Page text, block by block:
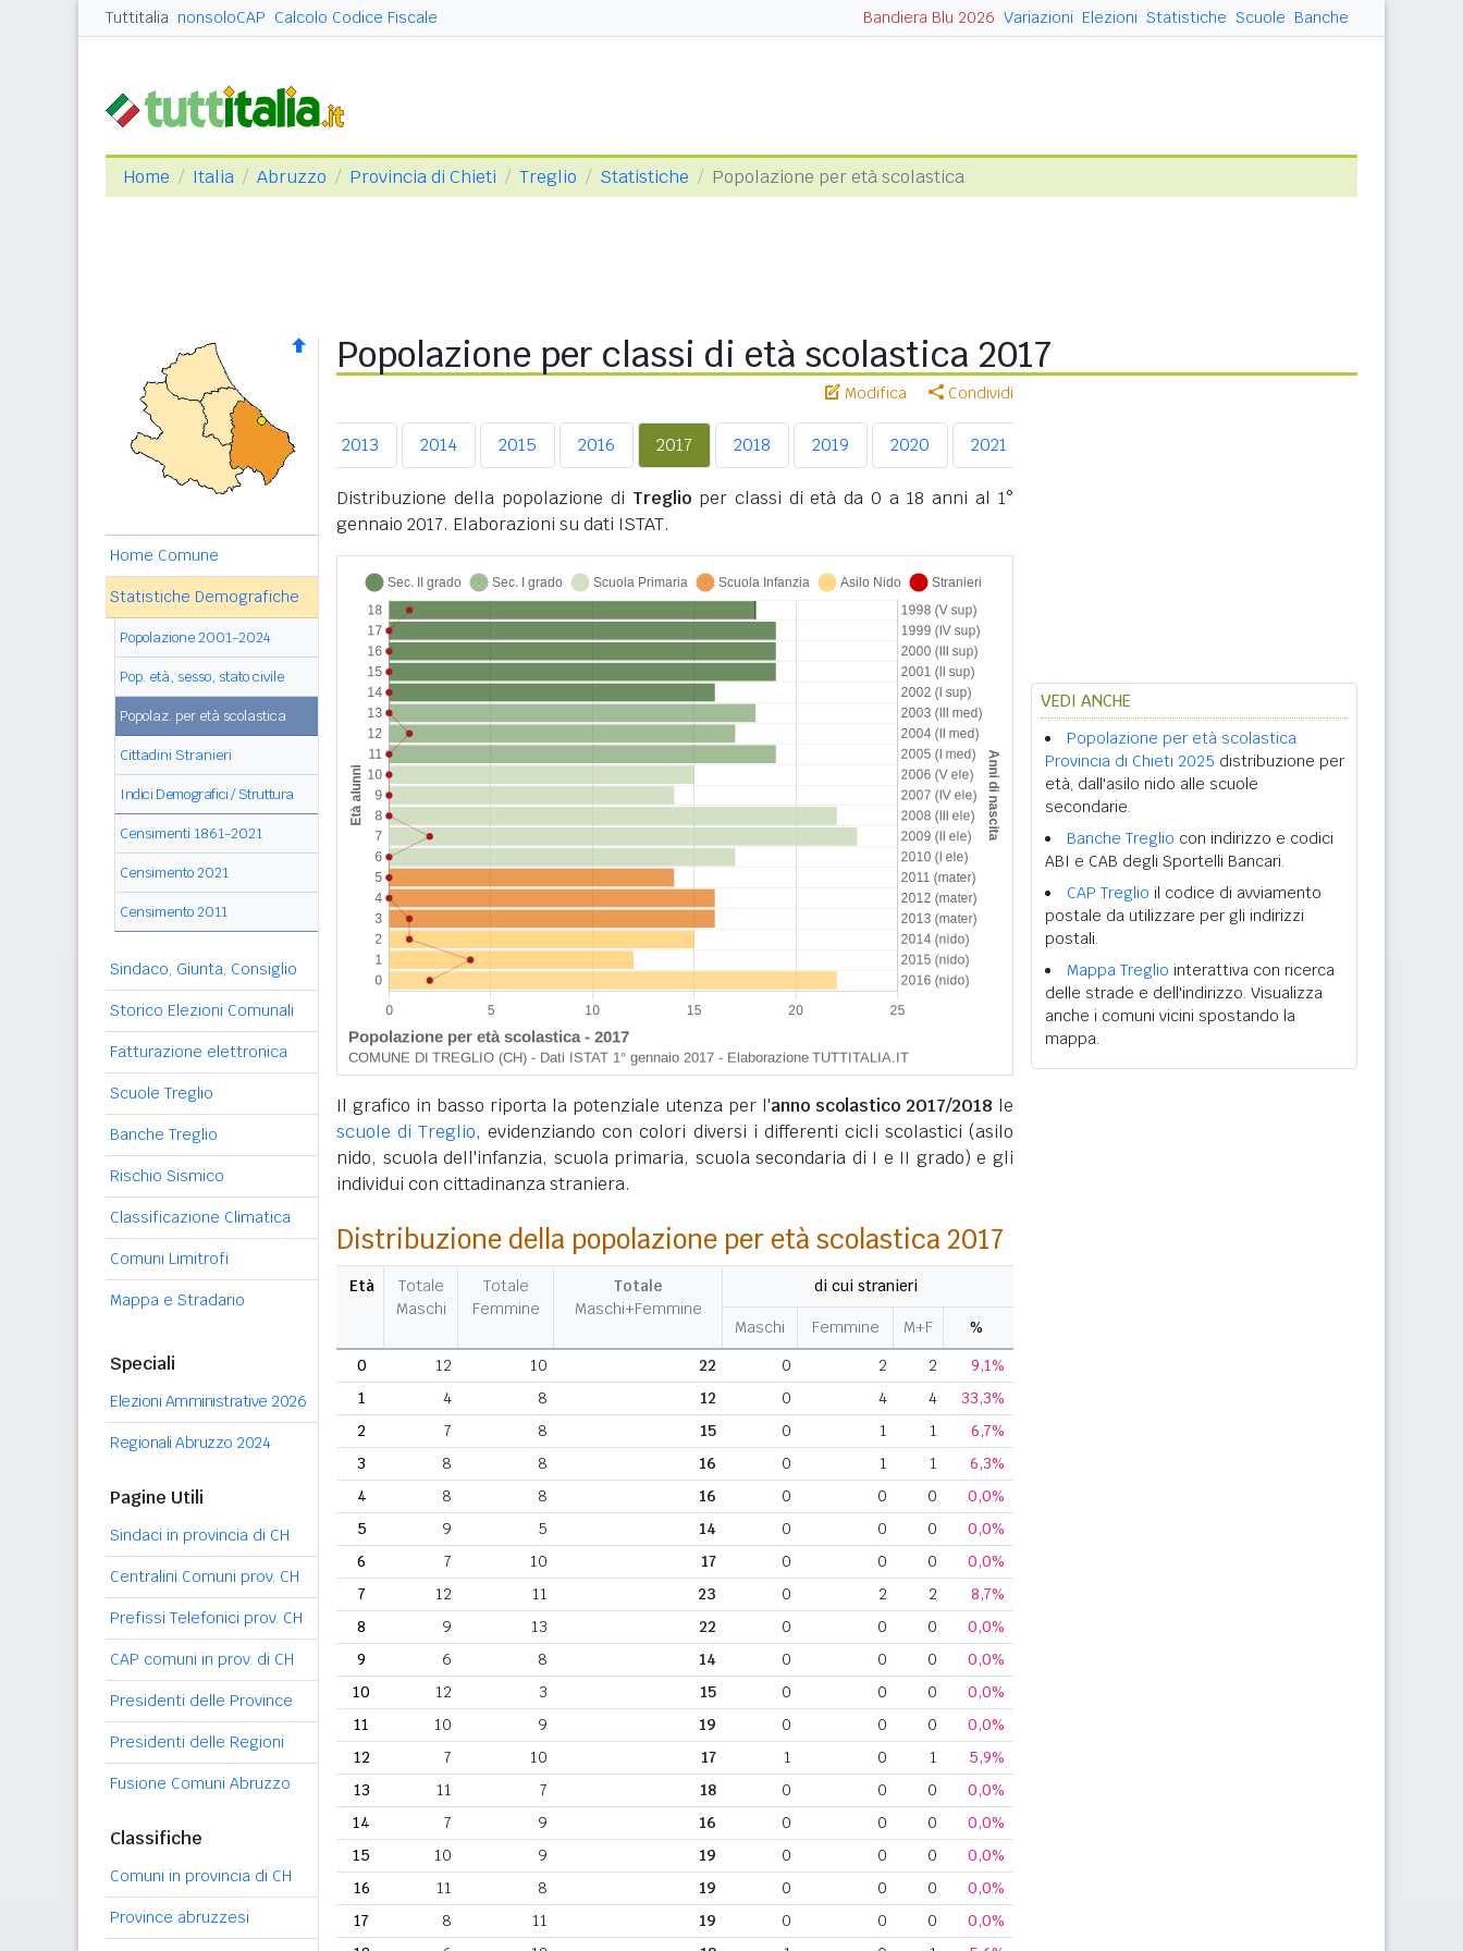
Tuttitalia nonsoloCAP Calcolo Codice Fiscale Bandiera Blu 2026 Variazioni Elezioni Statistiche Scuole Banche
Home Italia Abruzzo Provincia di Chieti Treglio Statistiche Popolazione per età scolastica
Home Comune
Statistiche Demografiche
Popolazione 2001-2024
Pop. età, sesso, stato civile
Popolaz. per età scolastica
Cittadini Stranieri
Indici Demografici / Struttura
Censimenti 1861-2021
Censimento 2021
Censimento 2011
Sindaco, Giunta, Consiglio
Storico Elezioni Comunali
Fatturazione elettronica
Scuole Treglio
Banche Treglio
Rischio Sismico
Classificazione Climatica
Comuni Limitrofi
Mappa e Stradario
Speciali
Elezioni Amministrative 2026
Regionali Abruzzo 2024
Pagine Utili
Sindaci in provincia di CH
Centralini Comuni prov. CH
Prefissi Telefonici prov. CH
CAP comuni in prov. di CH
Presidenti delle Province
Presidenti delle Regioni
Fusione Comuni Abruzzo
Classifiche
Comuni in provincia di CH
Province abruzzesi
Popolazione per classi di età scolastica 2017
Modifica Condividi
2010 2011 2012 2013 2014 2015 2016 2017 2018 2019 2020 2021
Distribuzione della popolazione di Treglioper classi di età da 0 a 18 anni al 1°
gennaio 2017. Elaborazioni su dati ISTAT.
Il grafico in basso riporta la potenziale utenza per l'anno scolastico 2017/2018 le
scuole di Treglio, evidenziando con colori diversi i differenti cicli scolastici (asilo
nido, scuola dell'infanzia, scuola primaria, scuola secondaria di I e II grado) e gli
individui con cittadinanza straniera.
Distribuzione della popolazione per età scolastica 2017
Età
Totale
Maschi
Totale
Femmine
Totale
Maschi+Femmine
di cui stranieri
Maschi Femmine M+F
%
0
12 10 22 0 2 2
9,1%
1
4 8 12 0 4 4
33,3%
2
7 8 15 0 1 1
6,7%
3
8 8 16 0 1 1
6,3%
4
8 8 16 0 0 0
0,0%
5
9 5 14 0 0 0
0,0%
6
7 10 17 0 0 0
0,0%
7
12 11 23 0 2 2
8,7%
8
9 13 22 0 0 0
0,0%
9
6 8 14 0 0 0
0,0%
10
12 3 15 0 0 0
0,0%
11
10 9 19 0 0 0
0,0%
12
7 10 17 1 0 1
5,9%
13
11 7 18 0 0 0
0,0%
14
7 9 16 0 0 0
0,0%
15
10 9 19 0 0 0
0,0%
16
11 8 19 0 0 0
0,0%
17
8 11 19 0 0 0
0,0%
VEDI ANCHE
Popolazione per età scolastica
Provincia di Chieti 2025 distribuzione per
età, dall'asilo nido alle scuole
secondarie.
Banche Treglio con indirizzo e codici
ABI e CAB degli Sportelli Bancari.
CAP Treglio il codice di avviamento
postale da utilizzare per gli indirizzi
postali.
Mappa Treglio interattiva con ricerca
delle strade e dell'indirizzo. Visualizza
anche i comuni vicini spostando la
mappa.